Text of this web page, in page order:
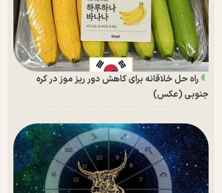
راه حل خلاقانه برای کاهش دور ریز موز در کره
جنوبی (عکس)